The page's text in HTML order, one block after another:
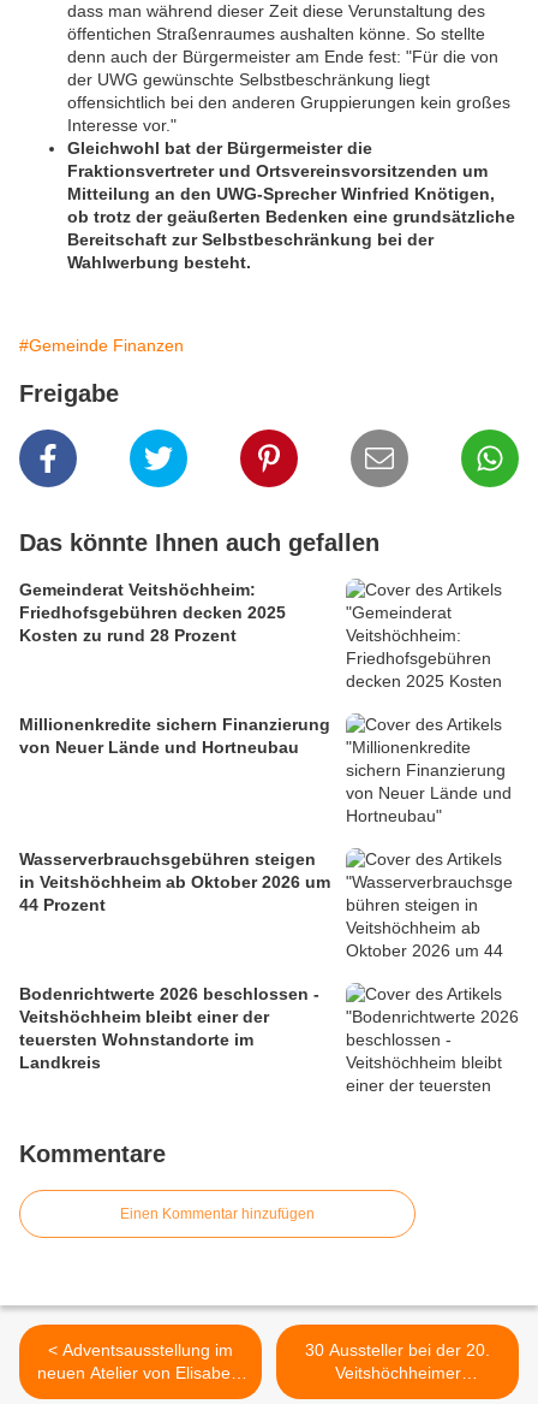
dass man während dieser Zeit diese Verunstaltung des
öffentichen Straßenraumes aushalten könne. So stellte
denn auch der Bürgermeister am Ende fest: "Für die von
der UWG gewünschte Selbstbeschränkung liegt
offensichtlich bei den anderen Gruppierungen kein großes
Interesse vor."
Gleichwohl bat der Bürgermeister die
Fraktionsvertreter und Ortsvereinsvorsitzenden um
Mitteilung an den UWG-Sprecher Winfried Knötigen,
ob trotz der geäußerten Bedenken eine grundsätzliche
Bereitschaft zur Selbstbeschränkung bei der
Wahlwerbung besteht.
#Gemeinde Finanzen
Freigabe
Das könnte Ihnen auch gefallen
Gemeinderat Veitshöchheim:
Friedhofsgebühren decken 2025
Kosten zu rund 28 Prozent
Millionenkredite sichern Finanzierung
von Neuer Lände und Hortneubau
Wasserverbrauchsgebühren steigen
in Veitshöchheim ab Oktober 2026 um
44 Prozent
Bodenrichtwerte 2026 beschlossen -
Veitshöchheim bleibt einer der
teuersten Wohnstandorte im
Landkreis
Kommentare
Einen Kommentar hinzufügen
< Adventsausstellung im
neuen Atelier von Elisabeth
Maseizik
30 Aussteller bei der 20.
Veitshöchheimer
Altortweihnacht >